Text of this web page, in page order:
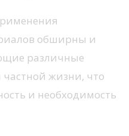
обширны и
различные
жизни, что
и необходимость